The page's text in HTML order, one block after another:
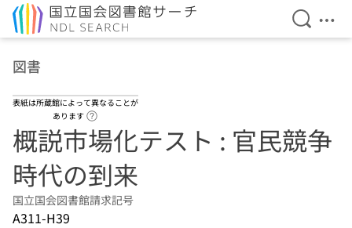
検索を
メ
図書
表紙は所蔵館によって異なることが
あります
概説市場化テスト : 官民競争
時代の到来
国立国会図書館請求記号
A311-H39